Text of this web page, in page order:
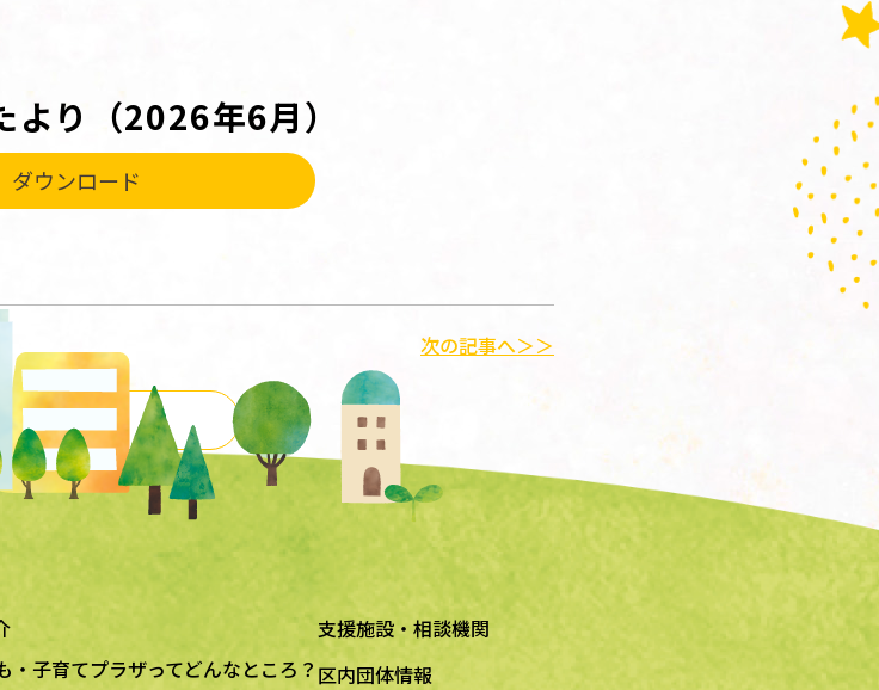
り（2026年6月）
ダウンロード
一覧に戻る
次の記事へ＞＞
・子育てプラザってどんなところ？
支援施設・相談機関
区内団体情報